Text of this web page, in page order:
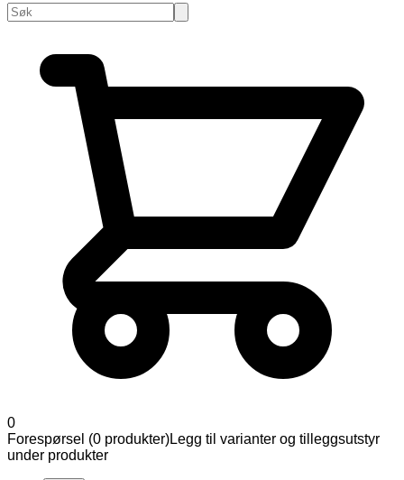
0
Forespørsel (0 produkter)Legg til varianter og tilleggsutstyr
under produkter